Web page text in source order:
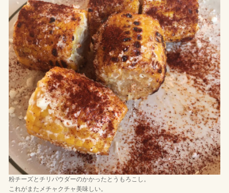
粉チーズとチリパウダーのかかったとうもろこし。
これがまたメチャクチャ美味しい。